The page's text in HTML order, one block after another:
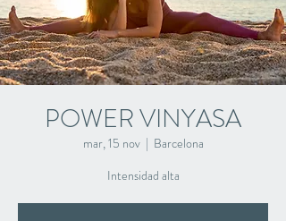
POWER VINYASA
mar, 15 nov
  |
Barcelona
Intensidad alta